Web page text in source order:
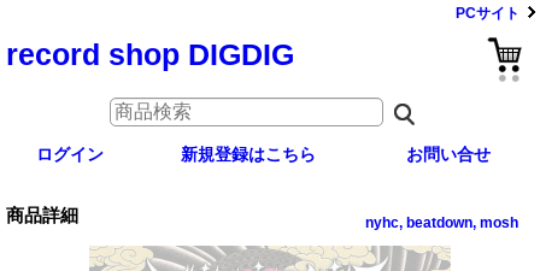
PCサイト
record shop DIGDIG
ログイン 新規登録はこちら お問い合せ
商品詳細 nyhc, beatdown, mosh